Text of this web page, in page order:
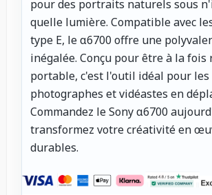
pour des portraits naturels sous
quelle lumière. Compatible avec
type E, le α6700 offre une
inégalée. Conçu pour être à la fois
portable, c'est l'outil idéal pour les
photographes et vidéastes en
Commandez le Sony α6700
transformez votre créativité en
durables.